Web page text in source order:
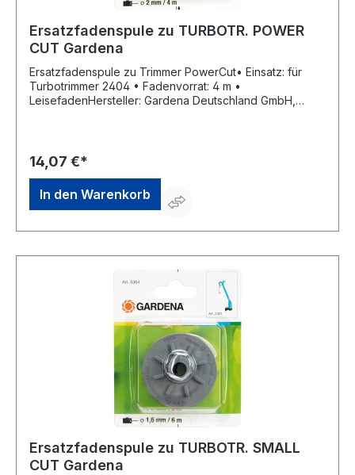
Ersatzfadenspule zu TURBOTR. POWER
CUT Gardena
Ersatzfadenspule zu Trimmer PowerCut• Einsatz: für
Turbotrimmer 2404 • Fadenvorrat: 4 m •
LeisefadenHersteller: Gardena Deutschland GmbH,
14,07 €*
In den Warenkorb
Ersatzfadenspule zu TURBOTR. SMALL
CUT Gardena